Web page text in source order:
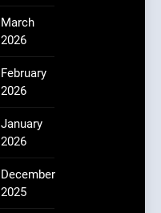
March
2026
February
2026
January
2026
December
2025